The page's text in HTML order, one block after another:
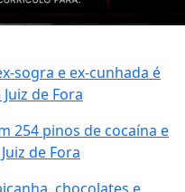
sogra e ex-cunhada é
de Fora
254 pinos de cocaína e
de Fora